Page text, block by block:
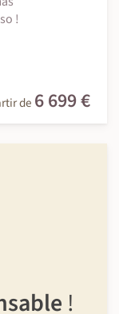
!
de 6 699 €
!